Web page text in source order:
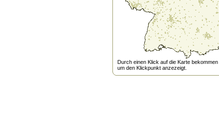
Durch einen Klick auf die Karte
um den Klickpunkt anzezeigt.